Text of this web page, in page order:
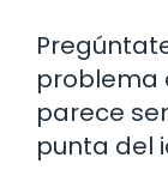
problema
parece
punta del